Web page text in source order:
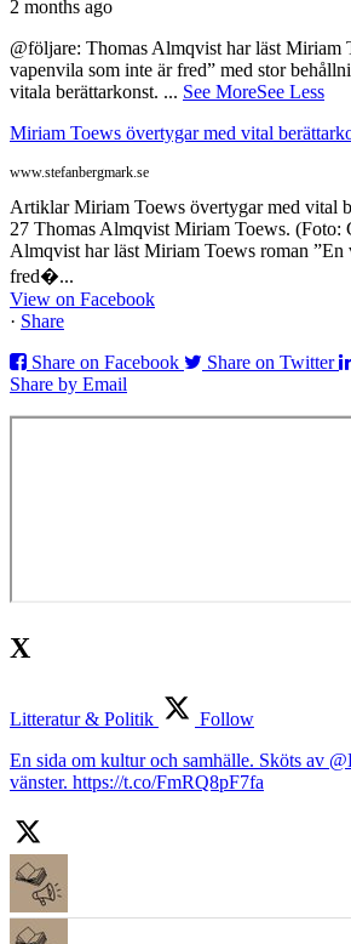
2 months ago
@följare: Thomas Almqvist har läst Miriam
vapenvila som inte är fred” med stor
vitala berättarkonst. ... See MoreSee Less
Miriam Toews övertygar med vital
www.stefanbergmark.se
Artiklar Miriam Toews övertygar med vital
27 Thomas Almqvist Miriam Toews. (Foto:
Almqvist har läst Miriam Toews roman ”En
fred�...
View on Facebook
· Share
Share on Facebook
Share on Twitter
Share by Email
X
Litteratur & Politik
Follow
En sida om kultur och samhälle. Sköts av
vänster. https://t.co/FmRQ8pF7fa